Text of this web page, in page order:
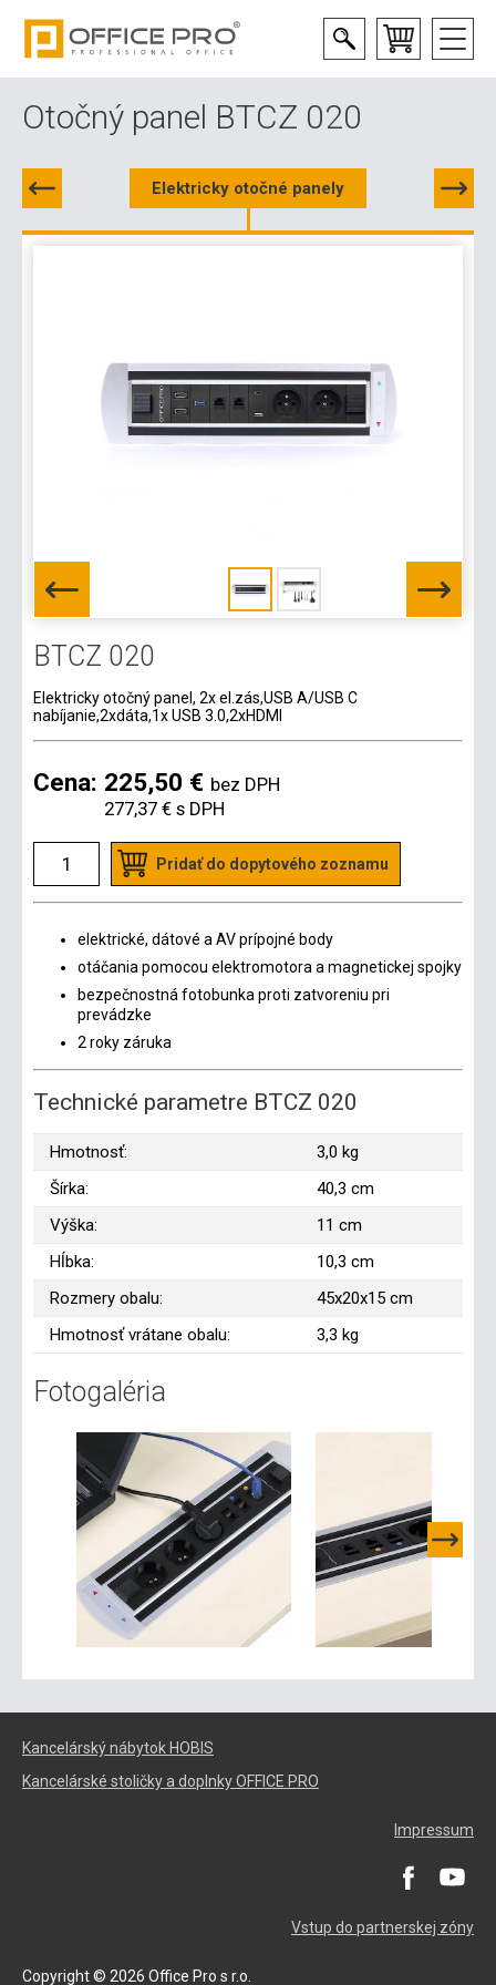
Otočný panel BTCZ 020
Elektricky otočné panely
BTCZ 020
Elektricky otočný panel, 2x el.zás,USB A/USB C
nabíjanie,2xdáta,1x USB 3.0,2xHDMI
Cena: 225,50 € bez DPH
277,37 € s DPH
Pridať do dopytového zoznamu
elektrické, dátové a AV prípojné body
otáčania pomocou elektromotora a magnetickej spojky
bezpečnostná fotobunka proti zatvoreniu pri
prevádzke
2 roky záruka
Technické parametre BTCZ 020
Hmotnosť:
3,0 kg
Šírka:
40,3 cm
Výška:
11 cm
Hĺbka:
10,3 cm
Rozmery obalu:
45x20x15 cm
Hmotnosť vrátane obalu:
3,3 kg
Fotogaléria
Kancelárský nábytok HOBIS
Kancelárské stoličky a doplnky OFFICE PRO
Impressum
Vstup do partnerskej zóny
Copyright © 2026 Office Pro s r.o.